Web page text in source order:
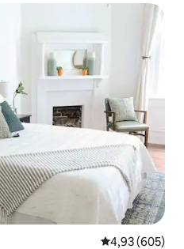
4,93 ud af 5 i
4,93 (605)